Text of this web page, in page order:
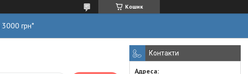
Кошик
грн*
Контакти